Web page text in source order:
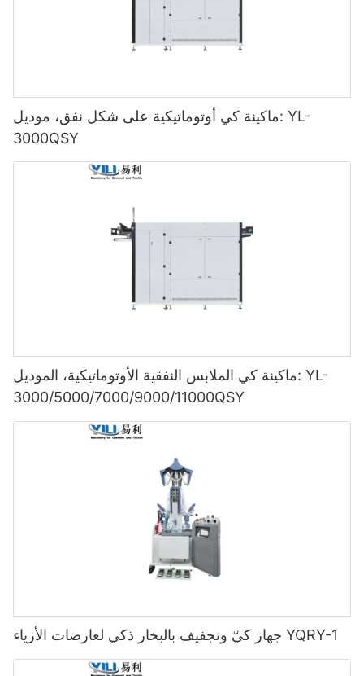
ماكينة كي أوتوماتيكية على شكل نفق، موديل: YL-
3000QSY
ماكينة كي الملابس النفقية الأوتوماتيكية، الموديل: YL-
3000/5000/7000/9000/11000QSY
جهاز كيّ وتجفيف بالبخار ذكي لعارضات الأزياء YQRY-1